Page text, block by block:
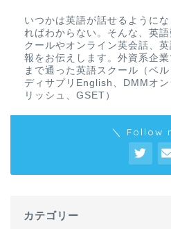
いつかは英語が話せるように
ればわからない。そんな、英
クールやオンライン英会話、
報をお伝えします。外資系企
まで通った英語スクール（ベ
ディサプリEnglish、DMMオ
リッシュ、GSET）
＼ Follow
カテゴリー